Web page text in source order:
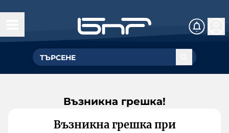
Възникна грешка!
Възникна грешка при